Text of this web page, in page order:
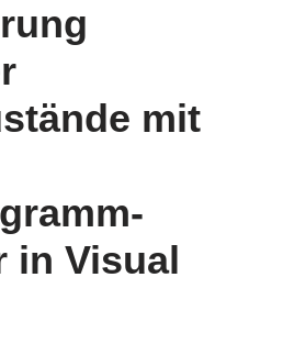
mit
in Visual